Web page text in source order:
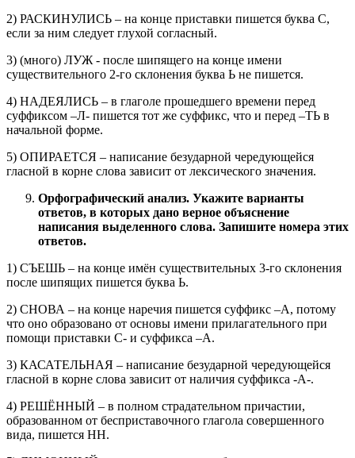
2) РАСКИНУЛИСЬ – на конце приставки пишется буква С,
если за ним следует глухой согласный.
3) (много) ЛУЖ - после шипящего на конце имени
существительного 2-го склонения буква Ь не пишется.
4) НАДЕЯЛИСЬ – в глаголе прошедшего времени перед
суффиксом –Л- пишется тот же суффикс, что и перед –ТЬ в
начальной форме.
5) ОПИРАЕТСЯ – написание безударной чередующейся
гласной в корне слова зависит от лексического значения.
Орфографический анализ. Укажите варианты
ответов, в которых дано верное объяснение
написания выделенного слова. Запишите номера этих
ответов.
1) СЪЕШЬ – на конце имён существительных 3-го склонения
после шипящих пишется буква Ь.
2) СНОВА – на конце наречия пишется суффикс –А, потому
что оно образовано от основы имени прилагательного при
помощи приставки С- и суффикса –А.
3) КАСАТЕЛЬНАЯ – написание безударной чередующейся
гласной в корне слова зависит от наличия суффикса -А-.
4) РЕШЁННЫЙ – в полном страдательном причастии,
образованном от бесприставочного глагола совершенного
вида, пишется НН.